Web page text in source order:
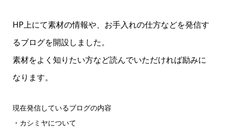
HP上にて素材の情報や、お手入れの仕方などを発信す
るブログを開設しました。
素材をよく知りたい方など読んでいただければ励みに
なります。
現在発信しているブログの内容
・カシミヤについて